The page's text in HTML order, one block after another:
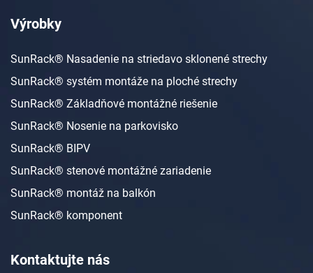
Výrobky
SunRack® Nasadenie na striedavo sklonené strechy
SunRack® systém montáže na ploché strechy
SunRack® Základňové montážné riešenie
SunRack® Nosenie na parkovisko
SunRack® BIPV
SunRack® stenové montážné zariadenie
SunRack® montáž na balkón
SunRack® komponent
Kontaktujte nás